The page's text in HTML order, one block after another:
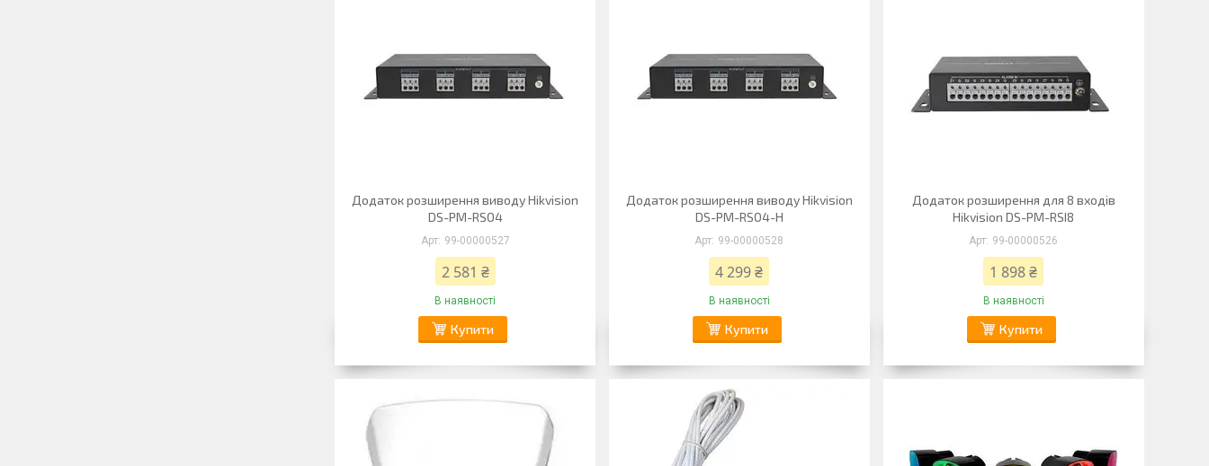
Додаток розширення виводу Hikvision
DS-PM-RSO4
99-00000527
2 581 ₴
В наявності
Купити
Додаток розширення виводу Hikvision
DS-PM-RSO4-H
99-00000528
4 299 ₴
В наявності
Купити
Додаток розширення для 8 входів
Hikvision DS-PM-RSI8
99-00000526
1 898 ₴
В наявності
Купити